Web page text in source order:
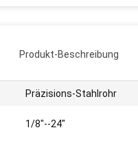
Produkt-Beschreibung
Präzisions-Stahlrohr
1/8"--24"